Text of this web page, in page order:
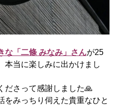
な「二條 みなみ」さんが25
本当に楽しみに出かけまし
ださって感謝しました🙏
をみっちり伺えた貴重なひと